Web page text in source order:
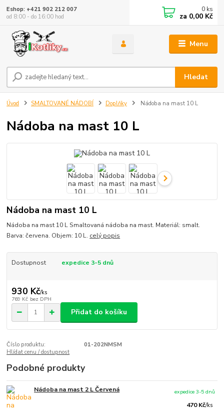
Menu
Hledat
Eshop: +421 902 212 007
od 8:00 - do 16:00 hod
0 ks
za 0,00 Kč
Úvod SMALTOVANÉ NÁDOBÍ Doplňky Nádoba na mast 10 L
Nádoba na mast 10 L
Nádoba na mast 10 L
Nádoba na mast 10 L Smaltovaná nádoba na mast. Materiál: smalt.
Barva: červena. Objem: 10 L. celý popis
Dostupnost expedice 3-5 dnů
930 Kč/ks
769 Kč bez DPH
Přidat do košíku
Číslo produktu:
01-202NMSM
Hlídat cenu / dostupnost
Podobné produkty
Nádoba na mast 2 L Červená
470 Kč/ks
expedice 3-5 dnů